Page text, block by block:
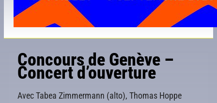
Concours de Genève –
Concert d’ouverture
Avec Tabea Zimmermann (alto), Thomas Hoppe